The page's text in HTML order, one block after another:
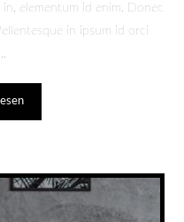
elementum id enim. Donec
in ipsum id orci